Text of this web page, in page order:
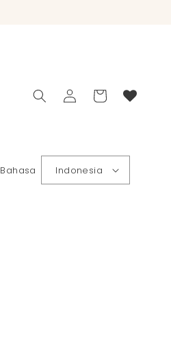
Bahasa Indonesia
LoginKeranjang